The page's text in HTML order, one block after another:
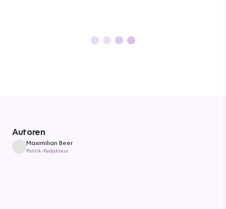
Autoren
Maximilian Beer
Politik-Redakteur